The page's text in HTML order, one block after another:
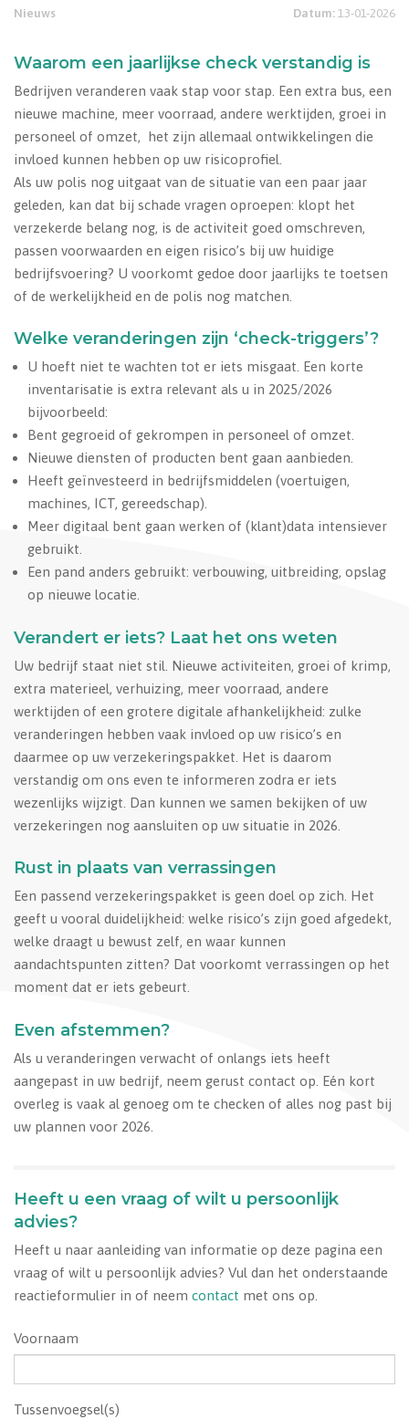
Nieuws Datum: 13-01-2026
Waarom een jaarlijkse check verstandig is
Bedrijven veranderen vaak stap voor stap. Een extra bus, een
nieuwe machine, meer voorraad, andere werktijden, groei in
personeel of omzet, het zijn allemaal ontwikkelingen die
invloed kunnen hebben op uw risicoprofiel.
Als uw polis nog uitgaat van de situatie van een paar jaar
geleden, kan dat bij schade vragen oproepen: klopt het
verzekerde belang nog, is de activiteit goed omschreven,
passen voorwaarden en eigen risico’s bij uw huidige
bedrijfsvoering? U voorkomt gedoe door jaarlijks te toetsen
of de werkelijkheid en de polis nog matchen.
Welke veranderingen zijn ‘check-triggers’?
U hoeft niet te wachten tot er iets misgaat. Een korte
inventarisatie is extra relevant als u in 2025/2026
bijvoorbeeld:
Bent gegroeid of gekrompen in personeel of omzet.
Nieuwe diensten of producten bent gaan aanbieden.
Heeft geïnvesteerd in bedrijfsmiddelen (voertuigen,
machines, ICT, gereedschap).
Meer digitaal bent gaan werken of (klant)data intensiever
gebruikt.
Een pand anders gebruikt: verbouwing, uitbreiding, opslag
op nieuwe locatie.
Verandert er iets? Laat het ons weten
Uw bedrijf staat niet stil. Nieuwe activiteiten, groei of krimp,
extra materieel, verhuizing, meer voorraad, andere
werktijden of een grotere digitale afhankelijkheid: zulke
veranderingen hebben vaak invloed op uw risico’s en
daarmee op uw verzekeringspakket. Het is daarom
verstandig om ons even te informeren zodra er iets
wezenlijks wijzigt. Dan kunnen we samen bekijken of uw
verzekeringen nog aansluiten op uw situatie in 2026.
Rust in plaats van verrassingen
Een passend verzekeringspakket is geen doel op zich. Het
geeft u vooral duidelijkheid: welke risico’s zijn goed afgedekt,
welke draagt u bewust zelf, en waar kunnen
aandachtspunten zitten? Dat voorkomt verrassingen op het
moment dat er iets gebeurt.
Even afstemmen?
Als u veranderingen verwacht of onlangs iets heeft
aangepast in uw bedrijf, neem gerust contact op. Eén kort
overleg is vaak al genoeg om te checken of alles nog past bij
uw plannen voor 2026.
Heeft u een vraag of wilt u persoonlijk
advies?
Heeft u naar aanleiding van informatie op deze pagina een
vraag of wilt u persoonlijk advies? Vul dan het onderstaande
reactieformulier in of neem contact met ons op.
Voornaam
Tussenvoegsel(s)